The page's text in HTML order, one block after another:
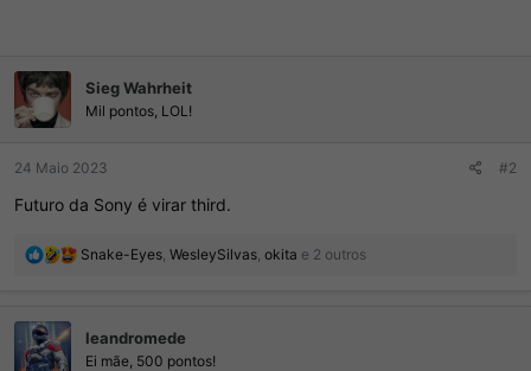
Sieg Wahrheit
Mil pontos, LOL!
24 Maio 2023 #2
Futuro da Sony é virar third.
R
õ
e
Snake-Eyes, WesleySilvas, okita e 2 outros
leandromede
Ei mãe, 500 pontos!